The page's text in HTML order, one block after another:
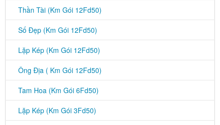
Thần Tài (Km Gói 12Fd50)
Số Đẹp (Km Gói 12Fd50)
Lặp Kép (Km Gói 12Fd50)
Ông Địa ( Km Gói 12Fd50)
Tam Hoa (Km Gói 6Fd50)
Lặp Kép (Km Gói 3Fd50)